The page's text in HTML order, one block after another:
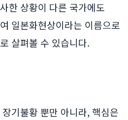
한 상황이 다른 국가에도
일본화현상이라는 이름으로
살펴볼 수 있습니다.
기불황 뿐만 아니라, 핵심은